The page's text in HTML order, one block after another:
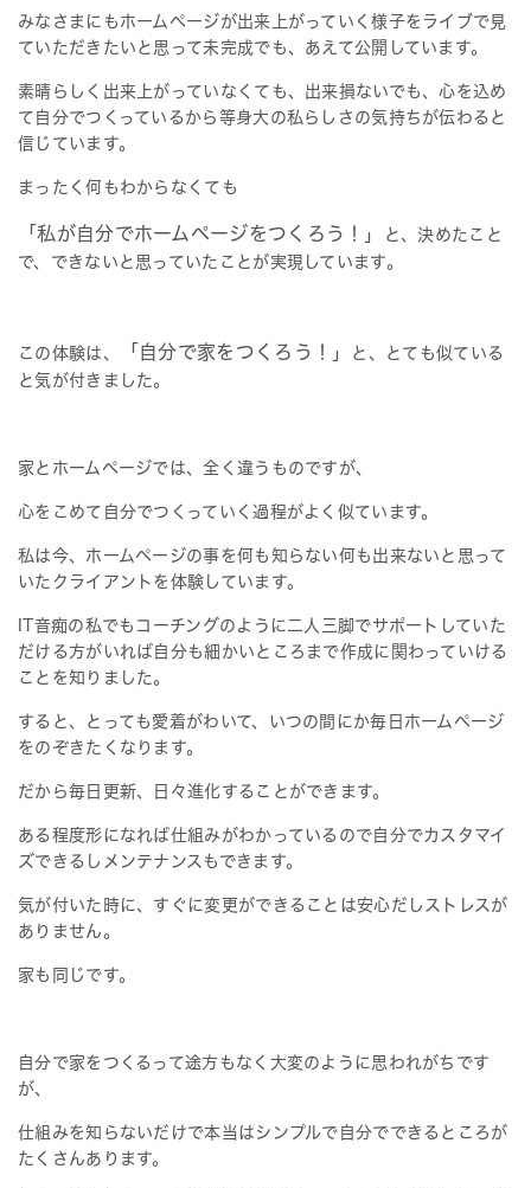
みなさまにもホームページが出来上がっていく様子をライブで見
ていただきたいと思って未完成でも、あえて公開しています。
素晴らしく出来上がっていなくても、出来損ないでも、心を込め
て自分でつくっているから等身大の私らしさの気持ちが伝わると
信じています。
まったく何もわからなくても
「私が自分でホームページをつくろう！」
と、決めたこと
で、できないと思っていたことが実現しています。
この体験は、 「自分で家をつくろう！」
と、とても似ている
と気が付きました。
家とホームページでは、全く違うものですが、
心をこめて自分でつくっていく過程がよく似ています。
私は今、ホームページの事を何も知らない何も出来ないと思って
いたクライアントを体験しています。
IT音痴の私でもコーチングのように二人三脚でサポートしていた
だける方がいれば自分も細かいところまで作成に関わっていける
ことを知りました。
すると、とっても愛着がわいて、いつの間にか毎日ホームページ
をのぞきたくなります。
だから毎日更新、日々進化することができます。
ある程度形になれば仕組みがわかっているので自分でカスタマイ
ズできるしメンテナンスもできます。
気が付いた時に、すぐに変更ができることは安心だしストレスが
ありません。
家も同じです。
自分で家をつくるって途方もなく大変のように思われがちです
が、
仕組みを知らないだけで本当はシンプルで自分でできるところが
たくさんあります。